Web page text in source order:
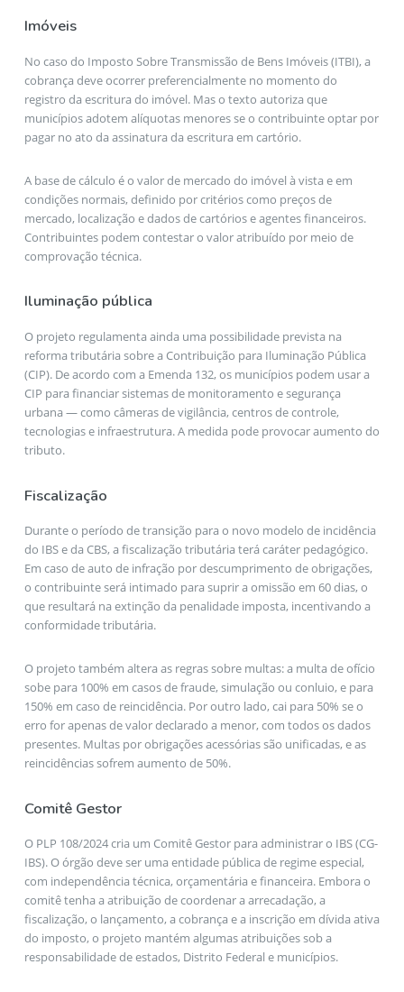
Imóveis
No caso do Imposto Sobre Transmissão de Bens Imóveis (ITBI), a
cobrança deve ocorrer preferencialmente no momento do
registro da escritura do imóvel. Mas o texto autoriza que
municípios adotem alíquotas menores se o contribuinte optar por
pagar no ato da assinatura da escritura em cartório.
A base de cálculo é o valor de mercado do imóvel à vista e em
condições normais, definido por critérios como preços de
mercado, localização e dados de cartórios e agentes financeiros.
Contribuintes podem contestar o valor atribuído por meio de
comprovação técnica.
Iluminação pública
O projeto regulamenta ainda uma possibilidade prevista na
reforma tributária sobre a Contribuição para Iluminação Pública
(CIP). De acordo com a Emenda 132, os municípios podem usar a
CIP para financiar sistemas de monitoramento e segurança
urbana — como câmeras de vigilância, centros de controle,
tecnologias e infraestrutura. A medida pode provocar aumento do
tributo.
Fiscalização
Durante o período de transição para o novo modelo de incidência
do IBS e da CBS, a fiscalização tributária terá caráter pedagógico.
Em caso de auto de infração por descumprimento de obrigações,
o contribuinte será intimado para suprir a omissão em 60 dias, o
que resultará na extinção da penalidade imposta, incentivando a
conformidade tributária.
O projeto também altera as regras sobre multas: a multa de ofício
sobe para 100% em casos de fraude, simulação ou conluio, e para
150% em caso de reincidência. Por outro lado, cai para 50% se o
erro for apenas de valor declarado a menor, com todos os dados
presentes. Multas por obrigações acessórias são unificadas, e as
reincidências sofrem aumento de 50%.
Comitê Gestor
O PLP 108/2024 cria um Comitê Gestor para administrar o IBS (CG-
IBS). O órgão deve ser uma entidade pública de regime especial,
com independência técnica, orçamentária e financeira. Embora o
comitê tenha a atribuição de coordenar a arrecadação, a
fiscalização, o lançamento, a cobrança e a inscrição em dívida ativa
do imposto, o projeto mantém algumas atribuições sob a
responsabilidade de estados, Distrito Federal e municípios.